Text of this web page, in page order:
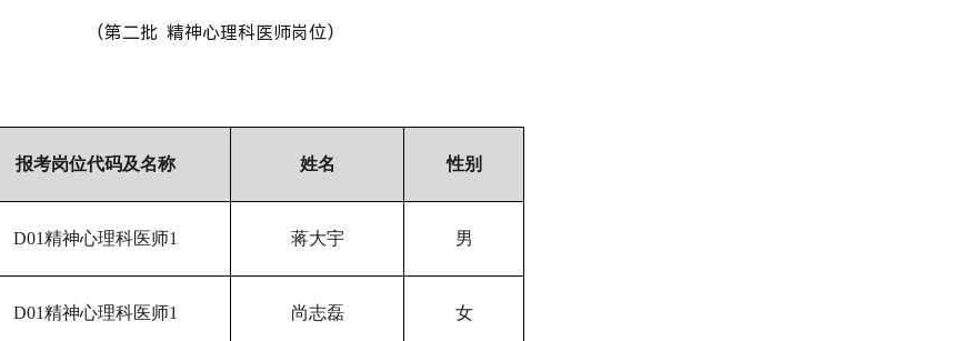
（第二批 精神心理科医师岗位）
报考岗位代码及名称 姓名 性别
D01精神心理科医师1 蒋大宇 男
D01精神心理科医师1 尚志磊 女